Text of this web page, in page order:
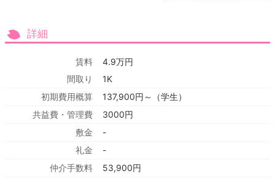
詳細
賃料
4.9万円
間取り
1K
初期費用概算
137,900円～（学生）
共益費・管理費
3000円
敷金
-
礼金
-
仲介手数料
53,900円